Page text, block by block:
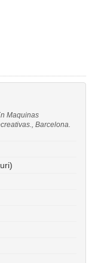
Maquinas
Barcelona.